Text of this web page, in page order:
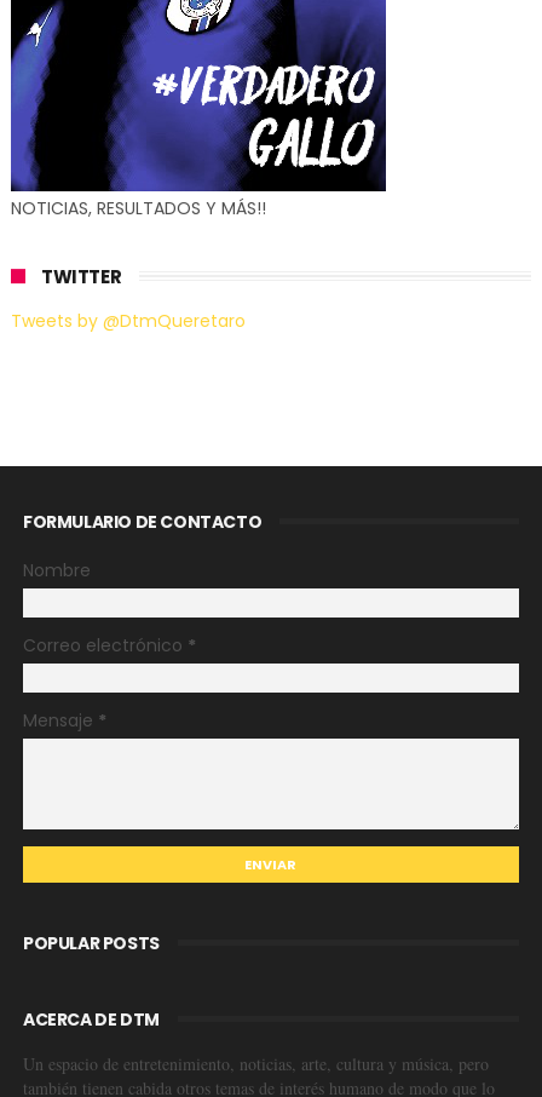
NOTICIAS, RESULTADOS Y MÁS!!
TWITTER
Tweets by @DtmQueretaro
FORMULARIO DE CONTACTO
Nombre
Correo electrónico *
Mensaje *
POPULAR POSTS
ACERCA DE DTM
Un espacio de entretenimiento, noticias, arte, cultura y música, pero
también tienen cabida otros temas de interés humano de modo que lo